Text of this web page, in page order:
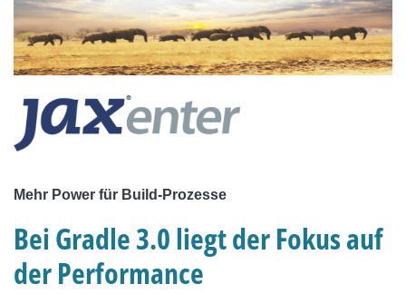
Mehr Power für Build-Prozesse
Bei Gradle 3.0 liegt der Fokus auf
der Performance